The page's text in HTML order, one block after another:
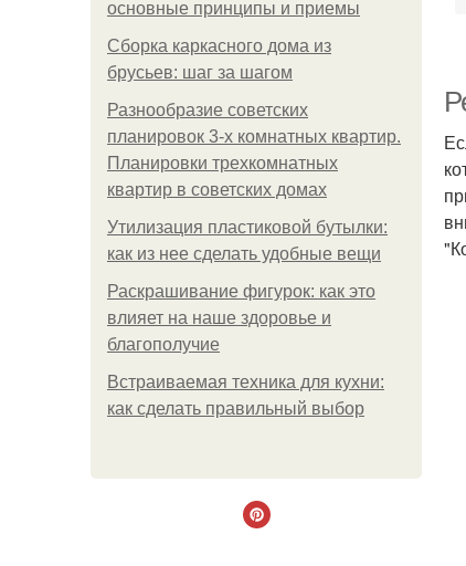
основные принципы и приемы
Сборка каркасного дома из
брусьев: шаг за шагом
Разнообразие советских
планировок 3-х комнатных квартир.
Планировки трехкомнатных
квартир в советских домах
Утилизация пластиковой бутылки:
как из нее сделать удобные вещи
Раскрашивание фигурок: как это
влияет на наше здоровье и
благополучие
Встраиваемая техника для кухни:
как сделать правильный выбор